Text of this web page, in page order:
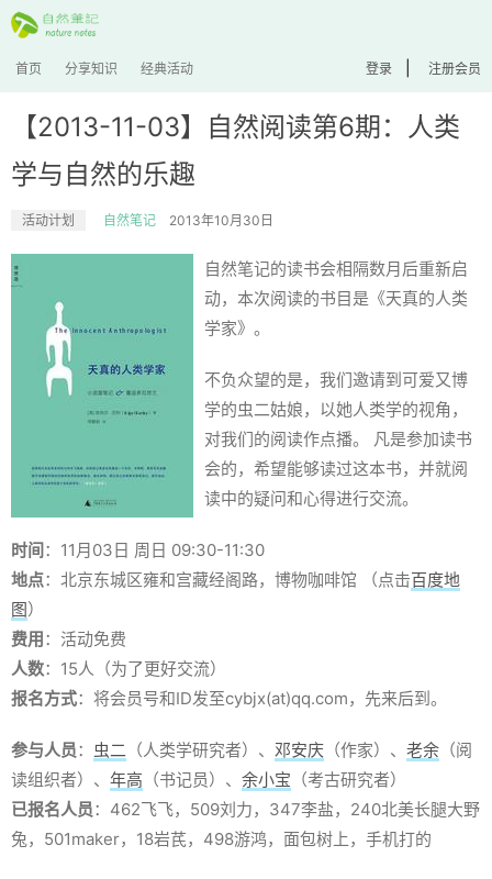
首页 分享知识 经典活动 登录 注册会员
【2013-11-03】自然阅读第6期：人类
学与自然的乐趣
活动计划 自然笔记 2013年10月30日
自然笔记的读书会相隔数月后重新启
动，本次阅读的书目是《天真的人类
学家》。
不负众望的是，我们邀请到可爱又博
学的虫二姑娘，以她人类学的视角，
对我们的阅读作点播。 凡是参加读书
会的，希望能够读过这本书，并就阅
读中的疑问和心得进行交流。
时间：11月03日 周日 09:30-11:30
地点：北京东城区雍和宫藏经阁路，博物咖啡馆 （点击百度地
图）
费用：活动免费
人数：15人（为了更好交流）
报名方式：将会员号和ID发至cybjx(at)qq.com，先来后到。
参与人员： 虫二 （人类学研究者）、 邓安庆 （作家）、 老余 （阅
读组织者）、 年高 （书记员）、 余小宝 （考古研究者）
已报名人员：462飞飞，509刘力，347李盐，240北美长腿大野
兔，501maker，18岩芪，498游鸿，面包树上，手机打的